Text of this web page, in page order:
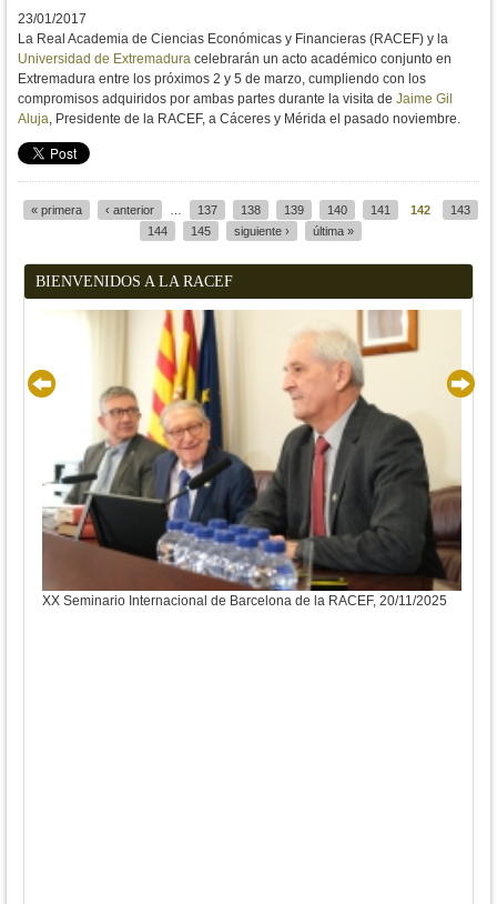
23/01/2017
La Real Academia de Ciencias Económicas y Financieras (RACEF) y la
Universidad de Extremadura celebrarán un acto académico conjunto en
Extremadura entre los próximos 2 y 5 de marzo, cumpliendo con los
compromisos adquiridos por ambas partes durante la visita de Jaime Gil
Aluja, Presidente de la RACEF, a Cáceres y Mérida el pasado noviembre.
« primera ‹ anterior 137 138 139 140 141 142
143
144
145 siguiente › última »
BIENVENIDOS A LA RACEF
XX Seminario Internacional de Barcelona de la RACEF, 20/11/2025